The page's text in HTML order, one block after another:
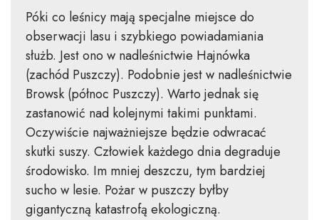
Póki co leśnicy mają specjalne miejsce do
obserwacji lasu i szybkiego powiadamiania
służb. Jest ono w nadleśnictwie Hajnówka
(zachód Puszczy). Podobnie jest w nadleśnictwie
Browsk (północ Puszczy). Warto jednak się
zastanowić nad kolejnymi takimi punktami.
Oczywiście najważniejsze będzie odwracać
skutki suszy. Człowiek każdego dnia degraduje
środowisko. Im mniej deszczu, tym bardziej
sucho w lesie. Pożar w puszczy byłby
gigantyczną katastrofą ekologiczną.